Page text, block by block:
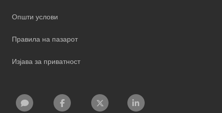
Општи услови
Правила на пазарот
Изјава за приватност